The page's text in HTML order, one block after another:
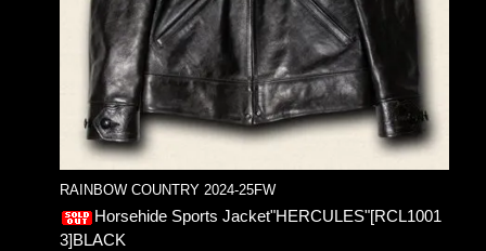
RAINBOW COUNTRY 2024-25FW
Horsehide Sports Jacket"HERCULES"[RCL1001
3]BLACK